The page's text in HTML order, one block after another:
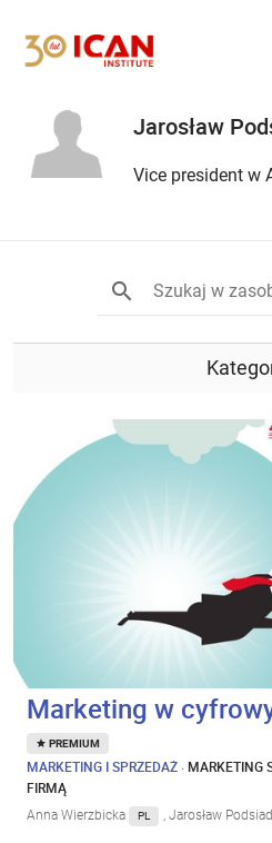
Jarosław
Vice president w
Marketing w
PREMIUM
MARKETING I SPRZEDAŻ ·MARKETING
FIRMĄ
Anna Wierzbicka PL , Jarosław